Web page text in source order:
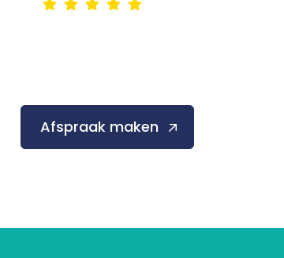
Afspraak maken